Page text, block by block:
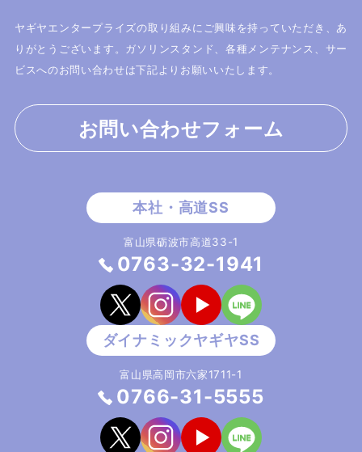
ヤギヤエンタープライズの取り組みにご興味を持っていただき、あ
りがとうございます。
ガソリンスタンド、各種メンテナンス、サー
ビスへのお問い合わせは下記よりお願いいたします。
お問い合わせフォーム
富山県砺波市高道33-1
0763-32-1941
富山県高岡市六家1711-1
0766-31-5555